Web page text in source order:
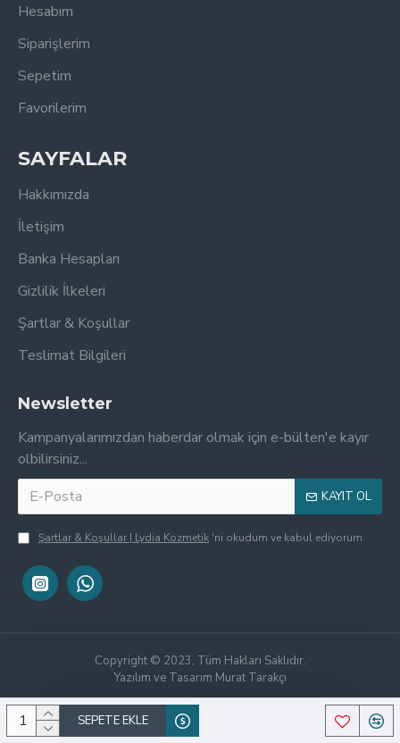
SEPETE EKLE
Hesabım
Siparişlerim
Sepetim
Favorilerim
SAYFALAR
Hakkımızda
İletişim
Banka Hesapları
Gizlilik İlkeleri
Şartlar & Koşullar
Teslimat Bilgileri
Newsletter
Kampanyalarımızdan haberdar olmak için e-bülten'e kayır
olbilirsiniz...
KAYIT OL
Şartlar & Koşullar | Lydia Kozmetik 'ni okudum ve kabul ediyorum.
Copyright © 2023, Tüm Hakları Saklıdır.
Yazılım ve Tasarım Murat Tarakçı